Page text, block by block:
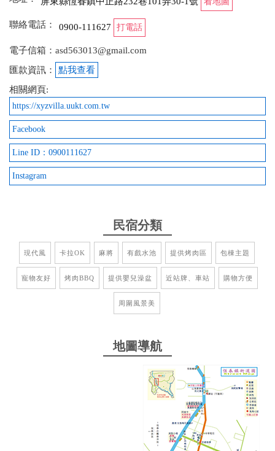
有主動告知有一間為雅房 感覺任何問題他們都有在改
進 下次如果還有機會會在入住
CP值超高 服務超棒
乾淨舒適 cp值高 歌單也很新
房間溫馨舒適～娛樂兼具 不出門也可以跟朋友在裡面
from google
2023-02-03 06:28:04
聯絡電話： 0900-111627 打電話
電子信箱：asd563013@gmail.com
匯款資訊：
點我查看
相關網頁:
https://xyzvilla.uukt.com.tw
Facebook
Line ID：0900111627
Instagram
民宿分類
現代風 卡拉OK 麻將 有戲水池 提供烤肉區 包棟主題
寵物友好 烤肉BBQ 提供嬰兒澡盆 近站牌、車站 購物方便
周圍風景美
地圖導航